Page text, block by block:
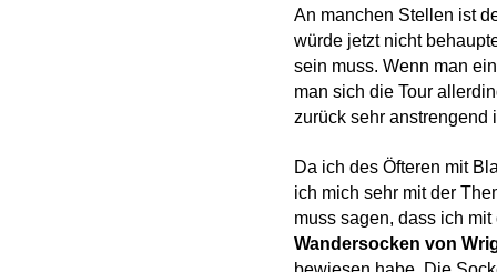
An manchen Stellen ist
würde jetzt nicht
sein muss. Wenn man
man sich die Tour
zurück sehr anstrengend
Da ich des Öfteren mit
ich mich sehr mit der
muss sagen, dass ich
Wandersocken von